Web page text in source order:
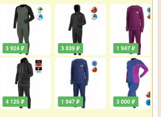
3 924 ₽
4 125 ₽
3 839 ₽
1 947 ₽
1 947 ₽
3 000 ₽